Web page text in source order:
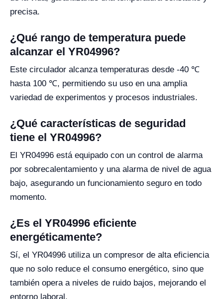
precisa.
¿Qué rango de temperatura puede
alcanzar el YR04996?
Este circulador alcanza temperaturas desde -40 ℃
hasta 100 ℃, permitiendo su uso en una amplia
variedad de experimentos y procesos industriales.
¿Qué características de seguridad
tiene el YR04996?
El YR04996 está equipado con un control de alarma
por sobrecalentamiento y una alarma de nivel de agua
bajo, asegurando un funcionamiento seguro en todo
momento.
¿Es el YR04996 eficiente
energéticamente?
Sí, el YR04996 utiliza un compresor de alta eficiencia
que no solo reduce el consumo energético, sino que
también opera a niveles de ruido bajos, mejorando el
entorno laboral.